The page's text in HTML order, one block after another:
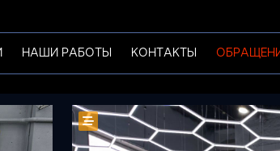
НАШИ РАБОТЫ КОНТАКТЫ